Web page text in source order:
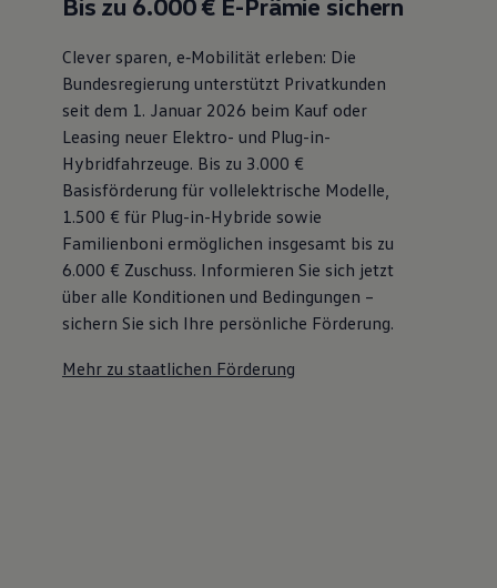
Bulli Magazin
Uptime
Clever sparen, e‑Mobilität erleben: Die
Bundesregierung unterstützt Privatkunden
seit dem 1. Januar 2026 beim Kauf oder
Leasing neuer Elektro- und Plug-in-
Hybridfahrzeuge. Bis zu 3.000 €
Basisförderung für vollelektrische Modelle,
1.500 € für Plug-in-Hybride sowie
Familienboni ermöglichen insgesamt bis zu
6.000 € Zuschuss⁠. Informieren Sie sich jetzt
über alle Konditionen und Bedingungen –
sichern Sie sich Ihre persönliche Förderung.
Mehr zu staatlichen Förderung